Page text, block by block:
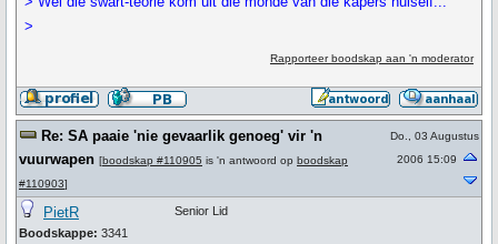
>
Rapporteer boodskap aan 'n moderator
Re: SA paaie 'nie gevaarlik genoeg' vir 'n
vuurwapen [boodskap #110905 is 'n antwoord op boodskap
#110903]
Do., 03 Augustus
2006 15:09
PietR
Boodskappe: 3341
Senior Lid